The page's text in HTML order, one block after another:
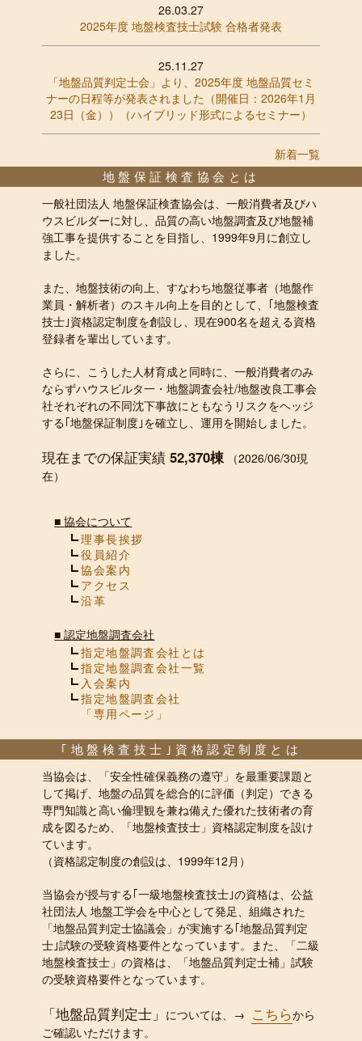
26.03.27
2025年度 地盤検査技士試験 合格者発表
25.11.27
「地盤品質判定士会」より、2025年度 地盤品質セミ
ナーの日程等が発表されました（開催日：2026年1月
23日（金））（ハイブリッド形式によるセミナー）
新着一覧
地盤保証検査協会とは
一般社団法人 地盤保証検査協会は、一般消費者及びハ
ウスビルダーに対し、品質の高い地盤調査及び地盤補
強工事を提供することを目指し、1999年9月に創立し
ました。
また、地盤技術の向上、すなわち地盤従事者（地盤作
業員・解析者）のスキル向上を目的として、｢地盤検査
技士｣資格認定制度を創設し、現在900名を超える資格
登録者を輩出しています。
さらに、こうした人材育成と同時に、一般消費者のみ
ならずハウスビルタ一・地盤調査会社/地盤改良工事会
社それぞれの不同沈下事故にともなうリスクをヘッジ
する｢地盤保証制度｣を確立し、運用を開始しました。
現在までの保証実績52,370棟
（2026/06/30現
在）
■協会について
理事長挨拶
役員紹介
協会案内
アクセス
沿革
■認定地盤調査会社
指定地盤調査会社とは
指定地盤調査会社一覧
入会案内
指定地盤調査会社
「専用ページ」
｢地盤検査技士｣資格認定制度とは
当協会は、「安全性確保義務の遵守」を最重要課題と
して掲げ、地盤の品質を総合的に評価（判定）できる
専門知識と高い倫理観を兼ね備えた優れた技術者の育
成を図るため、「地盤検査技士」資格認定制度を設け
ています。
（資格認定制度の創設は、1999年12月）
当協会が授与する｢一級地盤検査技士｣の資格は、公益
社団法人 地盤工学会を中心として発足、組織された
「地盤品質判定士協議会」が実施する｢地盤品質判定
士｣試験の受験資格要件となっています。また、「二級
地盤検査技士」の資格は、「地盤品質判定士補」試験
の受験資格要件となっています。
「地盤品質判定士」 については、→ こちらから
ご確認いただけます。